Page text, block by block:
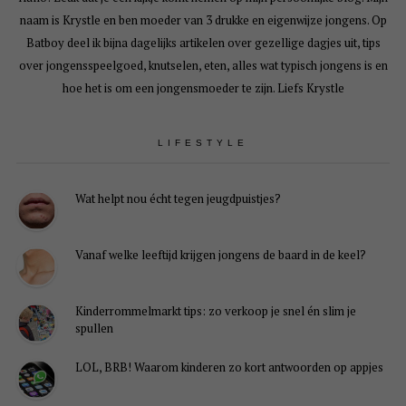
naam is Krystle en ben moeder van 3 drukke en eigenwijze jongens. Op
Batboy deel ik bijna dagelijks artikelen over gezellige dagjes uit, tips
over jongensspeelgoed, knutselen, eten, alles wat typisch jongens is en
hoe het is om een jongensmoeder te zijn. Liefs Krystle
LIFESTYLE
Wat helpt nou écht tegen jeugdpuistjes?
Vanaf welke leeftijd krijgen jongens de baard in de keel?
Kinderrommelmarkt tips: zo verkoop je snel én slim je
spullen
LOL, BRB! Waarom kinderen zo kort antwoorden op appjes